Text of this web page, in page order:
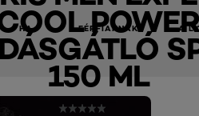
HAJ FÉRFIAKNAK A
150 ML